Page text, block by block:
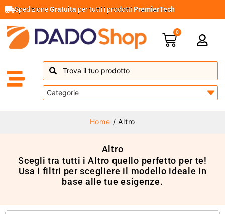
SpedizioneGratuita per tutti i prodottiPremierTech
0
Home / Altro
Altro
Scegli tra tutti i Altro quello perfetto per te!
Usa i filtri per scegliere il modello ideale in
base alle tue esigenze.